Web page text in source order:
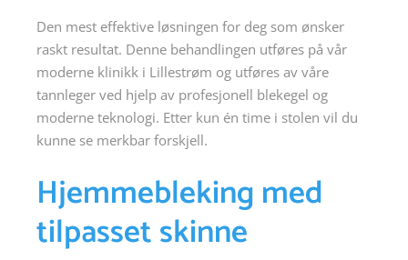
Den mest effektive løsningen for deg som ønsker
raskt resultat. Denne behandlingen utføres på vår
moderne klinikk i Lillestrøm og utføres av våre
tannleger ved hjelp av profesjonell blekegel og
moderne teknologi. Etter kun én time i stolen vil du
kunne se merkbar forskjell.
Hjemmebleking med
tilpasset skinne